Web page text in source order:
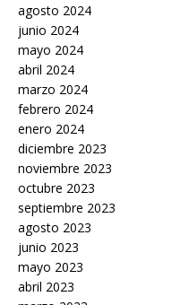
agosto 2024
junio 2024
mayo 2024
abril 2024
marzo 2024
febrero 2024
enero 2024
diciembre 2023
noviembre 2023
octubre 2023
septiembre 2023
agosto 2023
junio 2023
mayo 2023
abril 2023